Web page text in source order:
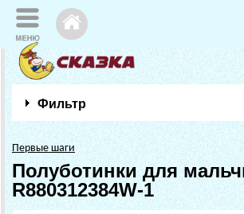
Фильтр
Первые шаги
Полуботинки для
R880312384W-1